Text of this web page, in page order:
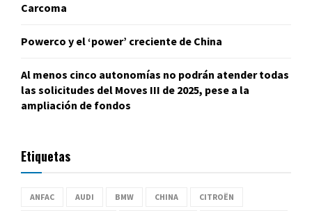
Carcoma
Powerco y el ‘power’ creciente de China
Al menos cinco autonomías no podrán atender todas
las solicitudes del Moves III de 2025, pese a la
ampliación de fondos
Etiquetas
ANFAC AUDI BMW CHINA CITROËN